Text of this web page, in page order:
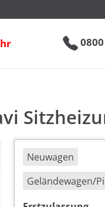
Neuwagen
Geländewagen/